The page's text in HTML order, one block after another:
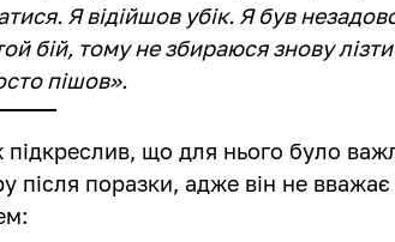
Я відійшов убік. Я був
бій, тому не збираюся знову
пішов».
підкреслив, що для нього було
після поразки, адже він не